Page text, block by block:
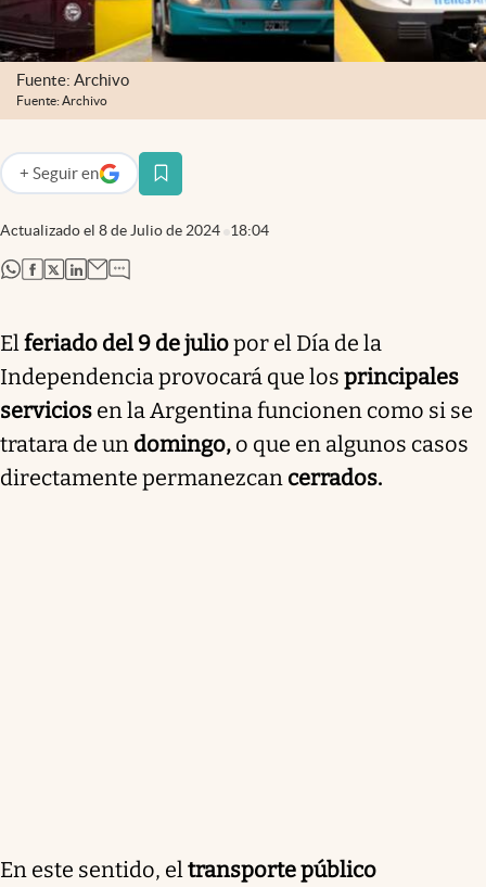
abre en nueva pestaña
Argentina
Fuente: Archivo
Fuente: Archivo
Actualizado el 8 de Julio de 2024 18:04
+ Seguir en
abre en nueva pestaña
abre en nueva pestaña
abre en nueva pestaña
abre en nueva pestaña
abre en nueva pestaña
Elferiado del 9 de juliopor el Día de la
Independencia provocará que los principales
servicios en la Argentina funcionen como si se
tratara de un domingo, o que en algunos casos
directamente permanezcan cerrados.
En este sentido, eltransporte público